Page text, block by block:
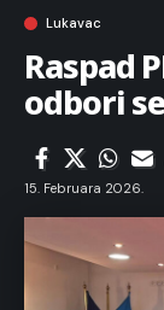
Lukavac
Raspad
odbori
15. Februara 2026.